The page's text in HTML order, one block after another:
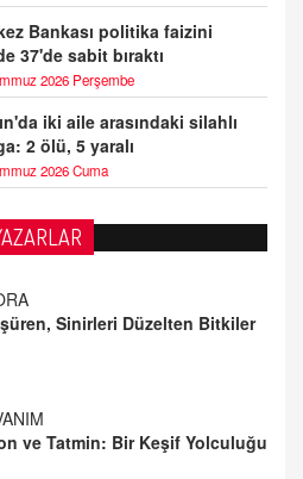
Bankası politika faizini
37'de sabit bıraktı
2026 Perşembe
iki aile arasındaki silahlı
2 ölü, 5 yaralı
2026 Cuma
ve Tatmin: Bir Keşif Yolculuğu
Tahminleri | 21 Aralık